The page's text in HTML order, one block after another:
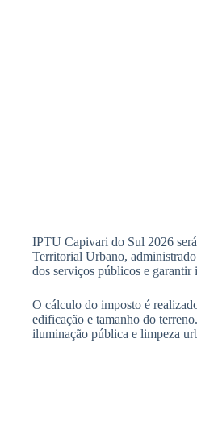
IPTU Capivari do Sul 2026
Territorial Urbano,
dos serviços públicos e garantir
O cálculo do imposto é
edificação e tamanho do
iluminação pública e limpeza